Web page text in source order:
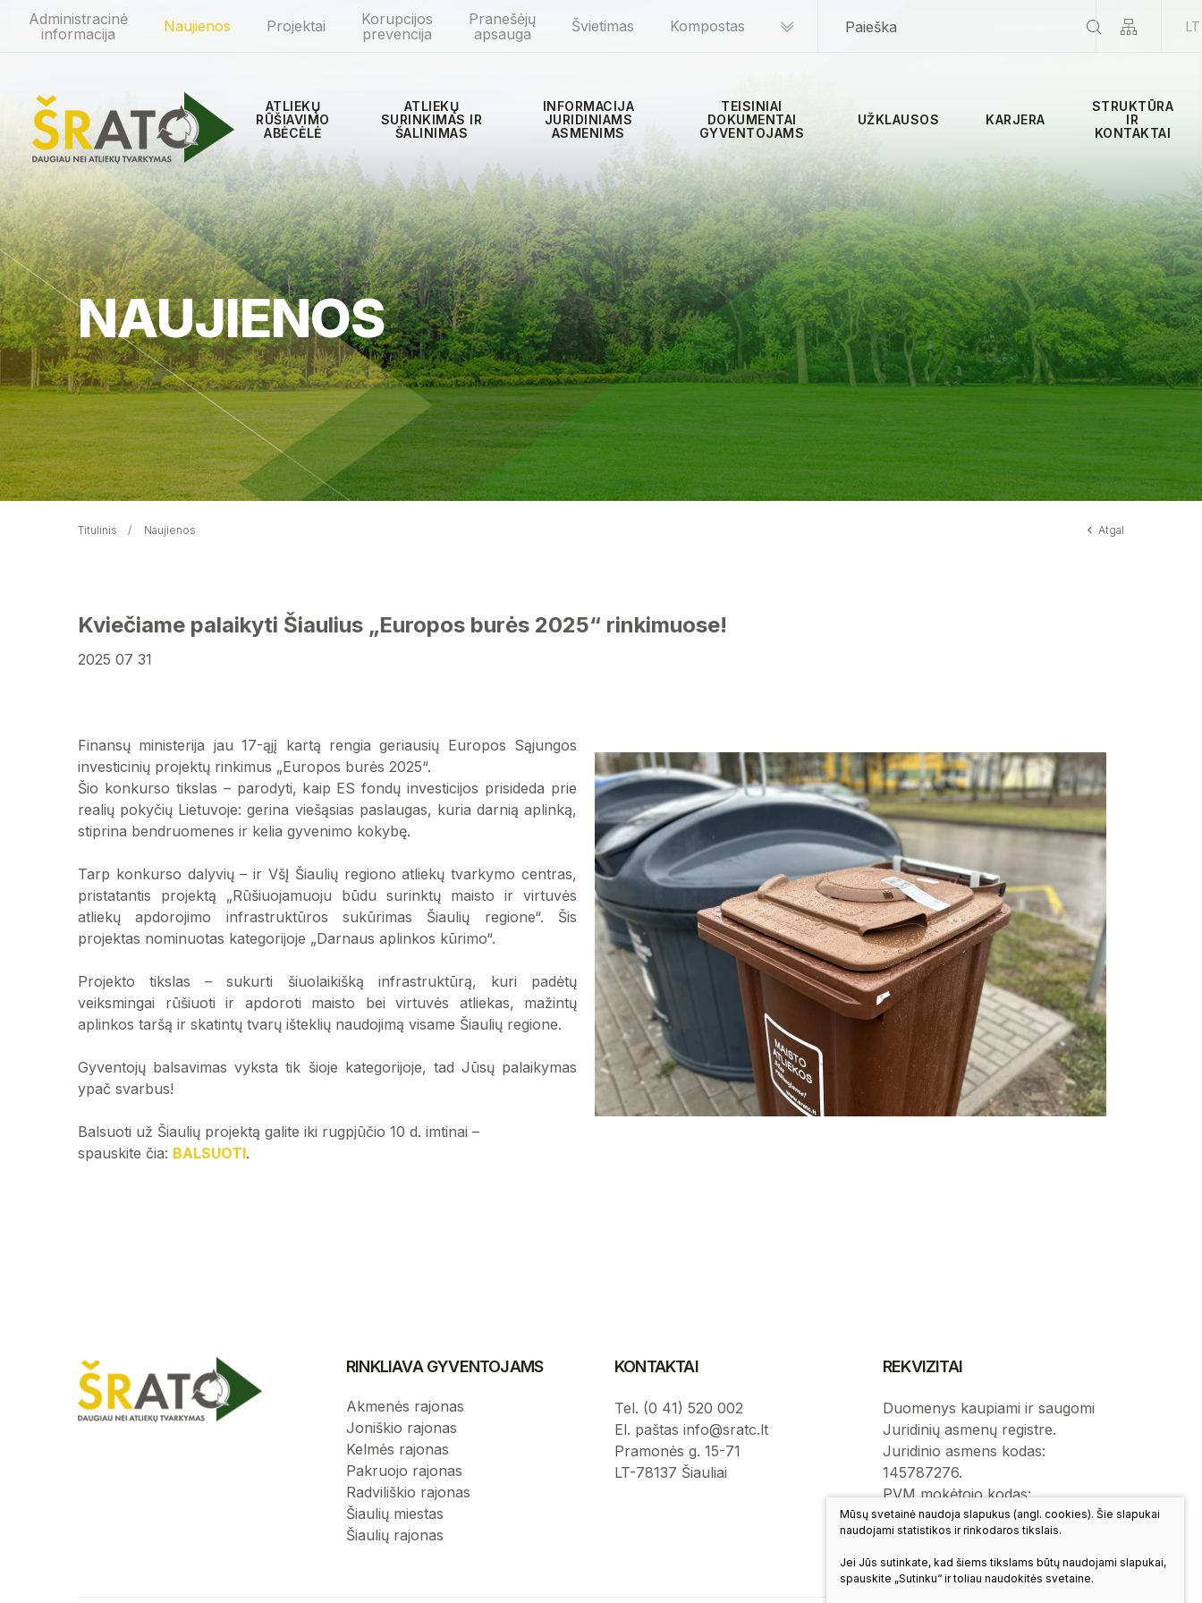
Administracinė
informacija
Naujienos Projektai
Korupcijos
prevencija
Pranešėjų
apsauga
Švietimas Kompostas LT
ATLIEKŲ
RŪŠIAVIMO
ABĖCĖLĖ
ATLIEKŲ
SURINKIMAS IR
ŠALINIMAS
INFORMACIJA
JURIDINIAMS
ASMENIMS
TEISINIAI
DOKUMENTAI
GYVENTOJAMS
UŽKLAUSOS KARJERA
STRUKTŪRA
IR
KONTAKTAI
NAUJIENOS
Titulinis Naujienos Atgal
Kviečiame palaikyti Šiaulius „Europos burės 2025“ rinkimuose!
2025 07 31
Finansų ministerija jau 17-ąjį kartą rengia geriausių Europos Sąjungos
investicinių projektų rinkimus „Europos burės 2025“.
Šio konkurso tikslas – parodyti, kaip ES fondų investicijos prisideda prie
realių pokyčių Lietuvoje: gerina viešąsias paslaugas, kuria darnią aplinką,
stiprina bendruomenes ir kelia gyvenimo kokybę.
Tarp konkurso dalyvių – ir VšĮ Šiaulių regiono atliekų tvarkymo centras,
pristatantis projektą „Rūšiuojamuoju būdu surinktų maisto ir virtuvės
atliekų apdorojimo infrastruktūros sukūrimas Šiaulių regione“. Šis
projektas nominuotas kategorijoje „Darnaus aplinkos kūrimo“.
Projekto tikslas – sukurti šiuolaikišką infrastruktūrą, kuri padėtų
veiksmingai rūšiuoti ir apdoroti maisto bei virtuvės atliekas, mažintų
aplinkos taršą ir skatintų tvarų išteklių naudojimą visame Šiaulių regione.
Gyventojų balsavimas vyksta tik šioje kategorijoje, tad Jūsų palaikymas
ypač svarbus!
Balsuoti už Šiaulių projektą galite iki rugpjūčio 10 d. imtinai –
spauskite čia: BALSUOTI.
RINKLIAVA GYVENTOJAMS
Akmenės rajonas
Joniškio rajonas
Kelmės rajonas
Pakruojo rajonas
Radviliškio rajonas
Šiaulių miestas
Šiaulių rajonas
KONTAKTAI
Tel. (0 41) 520 002
El. paštas info@sratc.lt
Pramonės g. 15-71
LT-78137 Šiauliai
REKVIZITAI
Duomenys kaupiami ir saugomi
Juridinių asmenų registre.
Juridinio asmens kodas:
145787276.
PVM mokėtojo kodas:
LT457872716.
Mūsų svetainė naudoja slapukus (angl. cookies). Šie slapukai
naudojami statistikos ir rinkodaros tikslais.
Jei Jūs sutinkate, kad šiems tikslams būtų naudojami slapukai,
spauskite „Sutinku“ ir toliau naudokitės svetaine.